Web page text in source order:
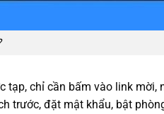
tạp, chỉ cần bấm vào link mời,
trước, đặt mật khẩu, bật